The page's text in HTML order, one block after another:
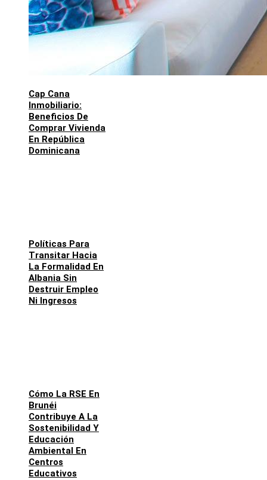
Cap Cana
Inmobiliario:
Beneficios De
Comprar Vivienda
En República
Dominicana
Políticas Para
Transitar Hacia
La Formalidad En
Albania Sin
Destruir Empleo
Ni Ingresos
Cómo La RSE En
Brunéi
Contribuye A La
Sostenibilidad Y
Educación
Ambiental En
Centros
Educativos